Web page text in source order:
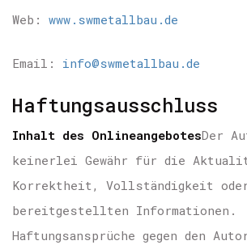
Web: www.swmetallbau.de
Email: info@swmetallbau.de
Haftungsausschluss
Inhalt des OnlineangebotesDer
keinerlei Gewähr für die
Korrektheit, Vollständigkeit
bereitgestellten Informationen.
Haftungsansprüche gegen den